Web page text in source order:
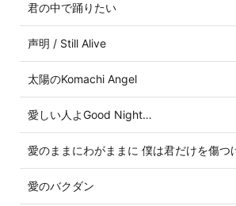
君の中で踊りたい
声明 / Still Alive
太陽のKomachi Angel
愛しい人よGood Night…
愛のままにわがままに 僕は君だけを傷つ
愛のバクダン